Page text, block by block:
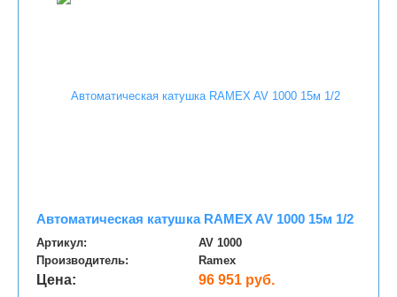
Автоматическая катушка RAMEX AV 1000 15м 1/2
Артикул:
AV 1000
Производитель:
Ramex
Цена: 96 951 руб.